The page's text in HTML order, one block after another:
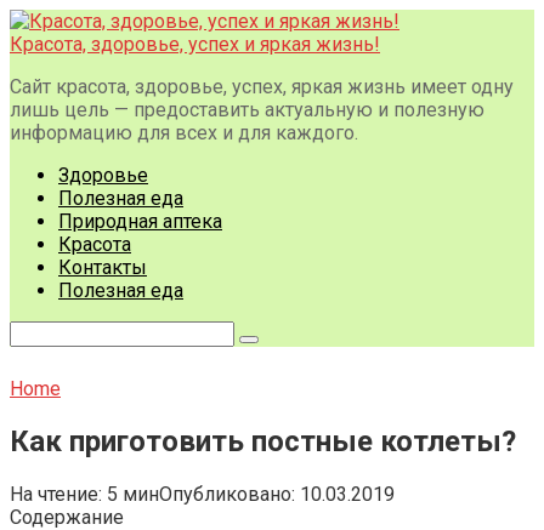
Перейти
к
Красота, здоровье, успех и яркая жизнь!
Сайт красота, здоровье, успех, яркая жизнь имеет одну
лишь цель — предоставить актуальную и полезную
информацию для всех и для каждого.
Здоровье
Полезная еда
Природная аптека
Красота
Контакты
Полезная еда
Home
Как приготовить постные котлеты?
На чтение: 5 минОпубликовано: 10.03.2019
Содержание